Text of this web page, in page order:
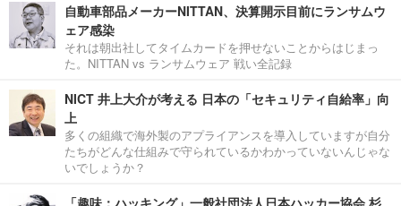
自動車部品メーカーNITTAN、決算開示目前にランサムウ
ェア感染
それは朝出社してタイムカードを押せないことからはじまっ
た。NITTAN vs ランサムウェア 戦い全記録
NICT 井上大介が考える 日本の「セキュリティ自給率」向
上
多くの組織で海外製のアプライアンスを導入していますが自分
たちがどんな仕組みで守られているかわかっていないんじゃな
いでしょうか？
「趣味：ハッキング」一般社団法人日本ハッカー協会 杉